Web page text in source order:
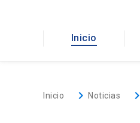
Inicio
Inicio keyboard_arrow_rightNoticias keyboard_arrow_right